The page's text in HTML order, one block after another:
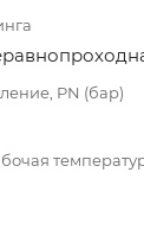
PN (бар)